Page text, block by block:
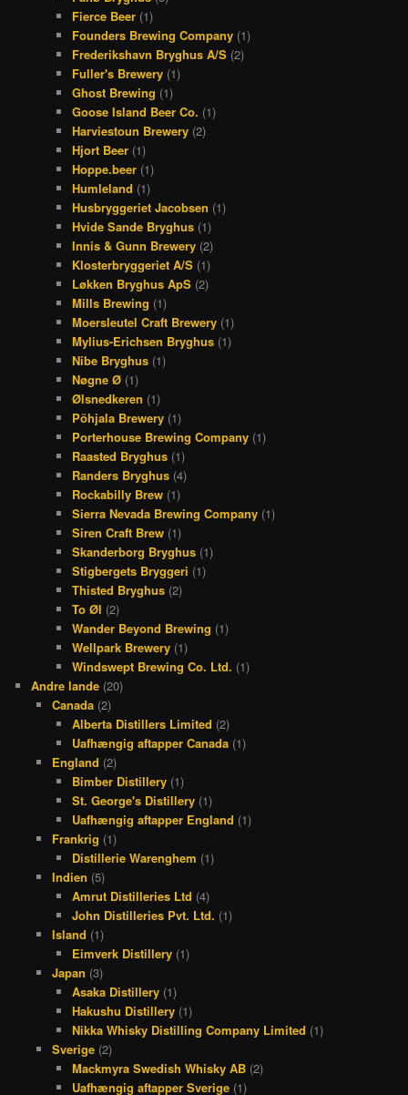
Fierce Beer (1)
Founders Brewing Company (1)
Frederikshavn Bryghus A/S (2)
Fuller's Brewery (1)
Ghost Brewing (1)
Goose Island Beer Co. (1)
Harviestoun Brewery (2)
Hjort Beer (1)
Hoppe.beer (1)
Humleland (1)
Husbryggeriet Jacobsen (1)
Hvide Sande Bryghus (1)
Innis & Gunn Brewery (2)
Klosterbryggeriet A/S (1)
Løkken Bryghus ApS (2)
Mills Brewing (1)
Moersleutel Craft Brewery (1)
Mylius-Erichsen Bryghus (1)
Nibe Bryghus (1)
Nøgne Ø (1)
Ølsnedkeren (1)
Põhjala Brewery (1)
Porterhouse Brewing Company (1)
Raasted Bryghus (1)
Randers Bryghus (4)
Rockabilly Brew (1)
Sierra Nevada Brewing Company (1)
Siren Craft Brew (1)
Skanderborg Bryghus (1)
Stigbergets Bryggeri (1)
Thisted Bryghus (2)
To Øl (2)
Wander Beyond Brewing (1)
Wellpark Brewery (1)
Windswept Brewing Co. Ltd. (1)
Andre lande (20)
Canada(2)
Alberta Distillers Limited (2)
Uafhængig aftapper Canada (1)
England (2)
Bimber Distillery (1)
St. George's Distillery (1)
Uafhængig aftapper England (1)
Frankrig (1)
Distillerie Warenghem (1)
Indien (5)
Amrut Distilleries Ltd (4)
John Distilleries Pvt. Ltd. (1)
Island (1)
Eimverk Distillery (1)
Japan (3)
Asaka Distillery (1)
Hakushu Distillery (1)
Nikka Whisky Distilling Company Limited (1)
Sverige(2)
Mackmyra Swedish Whisky AB (2)
Uafhængig aftapper Sverige (1)